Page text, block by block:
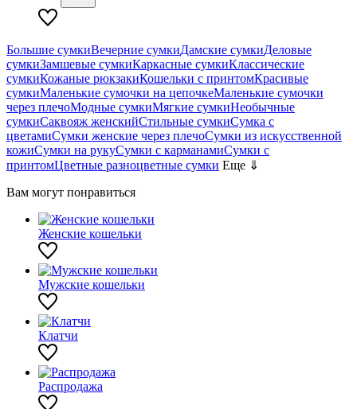
Большие сумкиВечерние сумкиДамские сумкиДеловые
сумкиЗамшевые сумкиКаркасные сумкиКлассические
сумкиКожаные рюкзакиКошельки с принтомКрасивые
сумкиМаленькие сумочки на цепочкеМаленькие сумочки
через плечоМодные сумкиМягкие сумкиНеобычные
сумкиСаквояж женскийСтильные сумкиСумка с
цветамиСумки женские через плечоСумки из искусственной
кожиСумки на рукуСумки с карманамиСумки с
принтомЦветные разноцветные сумки Еще ⇓
Вам могут понравиться
Женские кошельки
Мужские кошельки
Клатчи
Распродажа